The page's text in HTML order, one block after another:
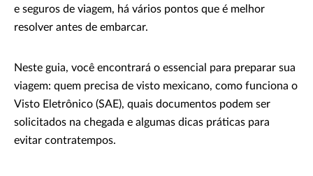
e seguros de viagem, há vários pontos que é melhor
resolver antes de embarcar.
Neste guia, você encontrará o essencial para preparar sua
viagem: quem precisa de visto mexicano, como funciona o
Visto Eletrônico (SAE), quais documentos podem ser
solicitados na chegada e algumas dicas práticas para
evitar contratempos.